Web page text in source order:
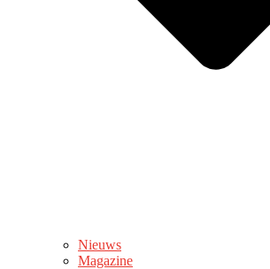
Nieuws
Magazine